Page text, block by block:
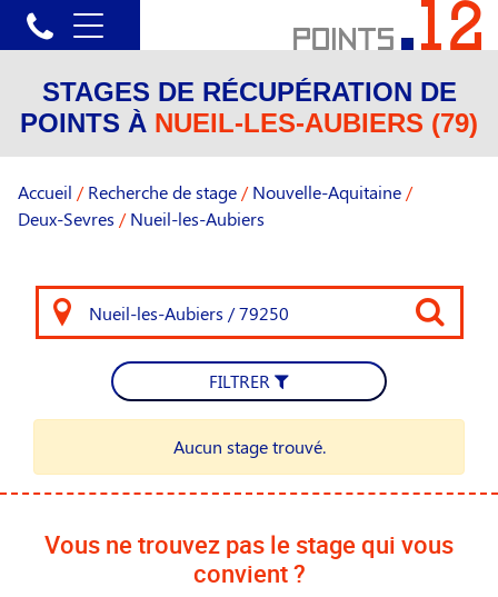
STAGES DE RÉCUPÉRATION DE
POINTS À NUEIL-LES-AUBIERS (79)
Accueil / Recherche de stage / Nouvelle-Aquitaine /
Deux-Sevres / Nueil-les-Aubiers
FILTRER
Aucun stage trouvé.
Vous ne trouvez pas le stage qui vous
convient ?